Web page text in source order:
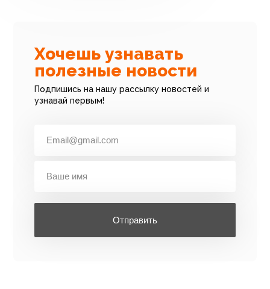
Хочешь узнавать
полезные новости
Подпишись на нашу рассылку новостей и
узнавай первым!
Отправить